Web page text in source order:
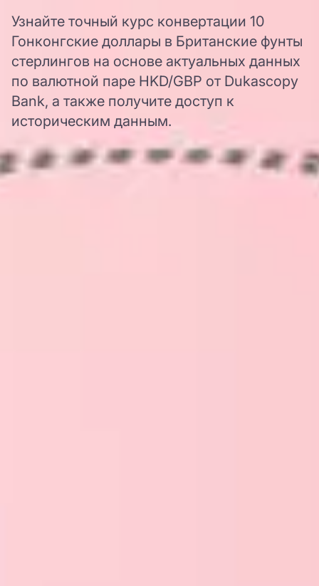
Узнайте точный курс конвертации 10
Гонконгские доллары в Британские фунты
стерлингов на основе актуальных данных
по валютной паре HKD/GBP от Dukascopy
Bank, а также получите доступ к
историческим данным.